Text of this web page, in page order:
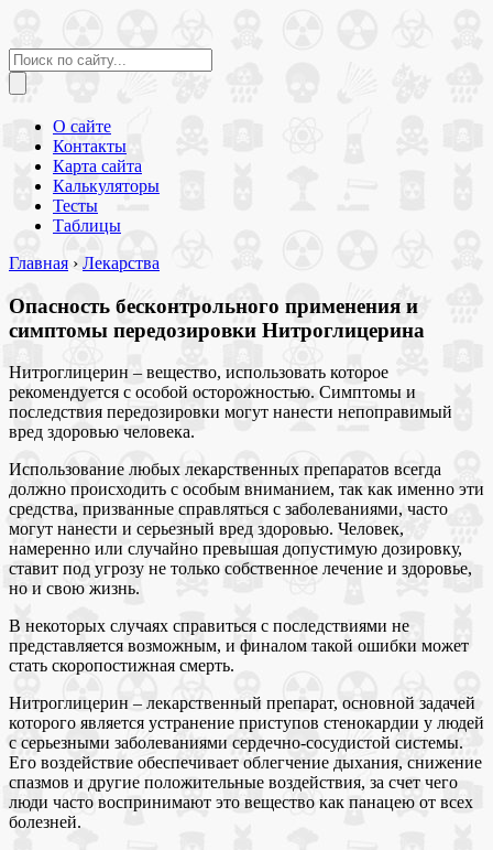
О сайте
Контакты
Карта сайта
Калькуляторы
Тесты
Таблицы
Главная › Лекарства
Опасность бесконтрольного применения и
симптомы передозировки Нитроглицерина
Нитроглицерин – вещество, использовать которое
рекомендуется с особой осторожностью. Симптомы и
последствия передозировки могут нанести непоправимый
вред здоровью человека.
Использование любых лекарственных препаратов всегда
должно происходить с особым вниманием, так как именно эти
средства, призванные справляться с заболеваниями, часто
могут нанести и серьезный вред здоровью. Человек,
намеренно или случайно превышая допустимую дозировку,
ставит под угрозу не только собственное лечение и здоровье,
но и свою жизнь.
В некоторых случаях справиться с последствиями не
представляется возможным, и финалом такой ошибки может
стать скоропостижная смерть.
Нитроглицерин – лекарственный препарат, основной задачей
которого является устранение приступов стенокардии у людей
с серьезными заболеваниями сердечно-сосудистой системы.
Его воздействие обеспечивает облегчение дыхания, снижение
спазмов и другие положительные воздействия, за счет чего
люди часто воспринимают это вещество как панацею от всех
болезней.